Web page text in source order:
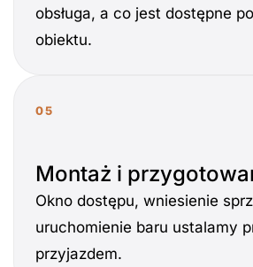
obsługa, a co jest dostępne
obiektu.
05
Montaż i
Okno dostępu, wniesienie
uruchomienie baru ustalamy
przyjazdem.